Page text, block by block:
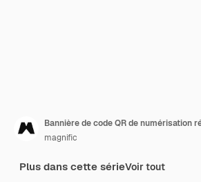
Bannière de code QR de numérisation
magnific
Plus dans cette sérieVoir tout